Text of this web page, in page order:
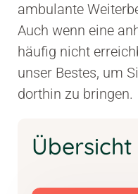
ambulante
Auch wenn eine
häufig nicht
unser Bestes, um
dorthin zu bringen.
Übersicht